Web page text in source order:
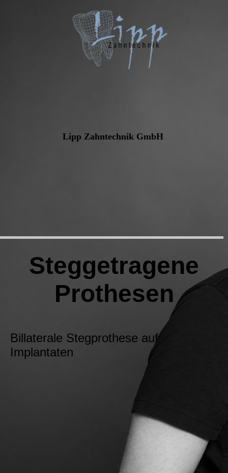
Lipp Zahntechnik GmbH
Steggetragene
Prothesen
Billaterale Stegprothese auf
Implantaten